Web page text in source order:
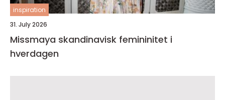
inspiration
31. July 2026
Missmaya skandinavisk femininitet i
hverdagen